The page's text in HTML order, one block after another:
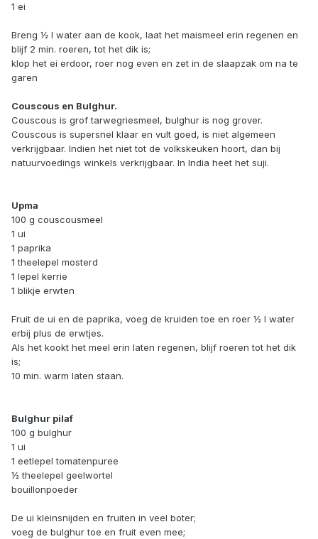
1 ei
Breng ½ l water aan de kook, laat het maismeel erin regenen en
blijf 2 min. roeren, tot het dik is;
klop het ei erdoor, roer nog even en zet in de slaapzak om na te
garen
Couscous en Bulghur.
Couscous is grof tarwegriesmeel, bulghur is nog grover.
Couscous is supersnel klaar en vult goed, is niet algemeen
verkrijgbaar. Indien het niet tot de volkskeuken hoort, dan bij
natuurvoedings winkels verkrijgbaar. In India heet het suji.
Upma
100 g couscousmeel
1 ui
1 paprika
1 theelepel mosterd
1 lepel kerrie
1 blikje erwten
Fruit de ui en de paprika, voeg de kruiden toe en roer ½ l water
erbij plus de erwtjes.
Als het kookt het meel erin laten regenen, blijf roeren tot het dik
is;
10 min. warm laten staan.
Bulghur pilaf
100 g bulghur
1 ui
1 eetlepel tomatenpuree
½ theelepel geelwortel
bouillonpoeder
De ui kleinsnijden en fruiten in veel boter;
voeg de bulghur toe en fruit even mee;